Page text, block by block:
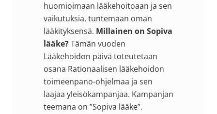
huomioimaan lääkehoitoaan ja sen
vaikutuksia, tuntemaan oman
lääkityksensä. Millainen on Sopiva
lääke?Tämän vuoden
Lääkehoidon päivä toteutetaan
osana Rationaalisen lääkehoidon
toimeenpano-ohjelmaa ja sen
laajaa yleisökampanjaa. Kampanjan
teemana on ”Sopiva lääke”.